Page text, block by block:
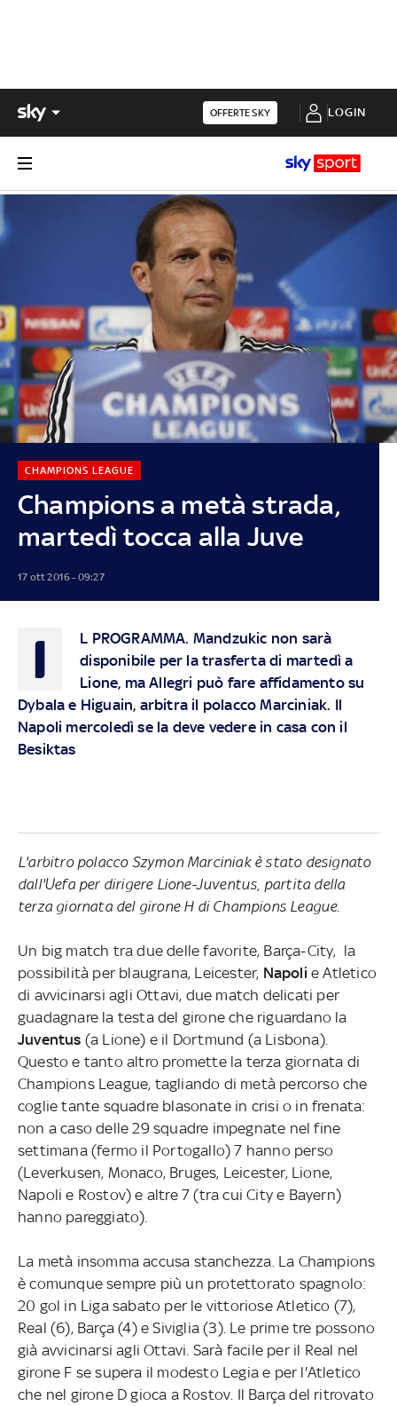
OFFERTE SKY LOGIN
Champions a metà strada,
martedì tocca alla Juve
CHAMPIONS LEAGUE
17 ott 2016 - 09:27
I L PROGRAMMA. Mandzukic non sarà
disponibile per la trasferta di martedì a
Lione, ma Allegri può fare affidamento su
Dybala e Higuain, arbitra il polacco Marciniak. Il
Napoli mercoledì se la deve vedere in casa con il
Besiktas
L'arbitro polacco Szymon Marciniak è stato designato
dall'Uefa per dirigere Lione-Juventus, partita della
terza giornata del girone H di Champions League.
Un big match tra due delle favorite, Barça-City, la
possibilità per blaugrana, Leicester, Napoli e Atletico
di avvicinarsi agli Ottavi, due match delicati per
guadagnare la testa del girone che riguardano la
Juventus (a Lione) e il Dortmund (a Lisbona).
Questo e tanto altro promette la terza giornata di
Champions League, tagliando di metà percorso che
coglie tante squadre blasonate in crisi o in frenata:
non a caso delle 29 squadre impegnate nel fine
settimana (fermo il Portogallo) 7 hanno perso
(Leverkusen, Monaco, Bruges, Leicester, Lione,
Napoli e Rostov) e altre 7 (tra cui City e Bayern)
hanno pareggiato).
La metà insomma accusa stanchezza. La Champions
è comunque sempre più un protettorato spagnolo:
20 gol in Liga sabato per le vittoriose Atletico (7),
Real (6), Barça (4) e Siviglia (3). Le prime tre possono
già avvicinarsi agli Ottavi. Sarà facile per il Real nel
girone F se supera il modesto Legia e per l'Atletico
che nel girone D gioca a Rostov. Il Barça del ritrovato